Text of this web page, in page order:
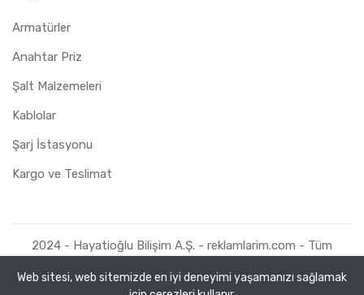
Armatürler
Anahtar Priz
Şalt Malzemeleri
Kablolar
Şarj İstasyonu
Kargo ve Teslimat
2024 - Hayatioğlu Bilişim A.Ş. - reklamlarim.com - Tüm
Web sitesi, web sitemizde en iyi deneyimi yaşamanızı sağlamak